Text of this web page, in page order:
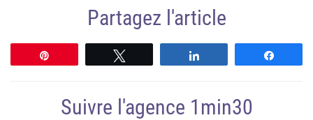
Partagez l'article
Suivre l'agence 1min30